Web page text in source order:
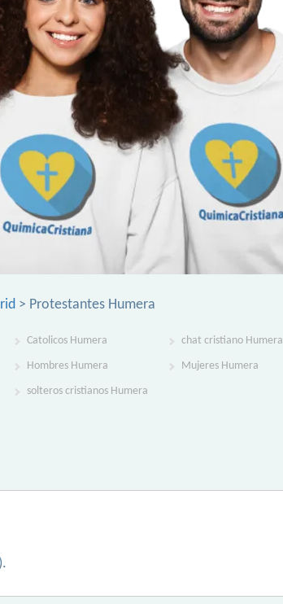
> Protestantes Humera
Catolicos Humera chat cristiano Humera
Hombres Humera Mujeres Humera
solteros cristianos Humera